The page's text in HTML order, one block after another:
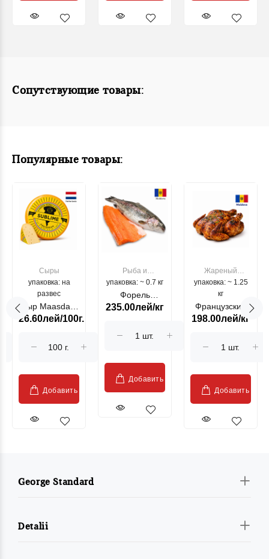
Сопутствующие товары:
Популярные товары:
Сыры
упаковка: на
развес
Сыр Maasdam
Sublime Cow
26.60лей/100г.
Добавить
Рыба и
морепродукты
упаковка: ~ 0.7 кг
Форель
лососевая
Moldovenesc"
235.00лей/кг
Добавить
Жареный
цыпленок
упаковка: ~ 1.25
кг
Французский
гриль, кг
198.00лей/кг
Добавить
George Standard
Detalii